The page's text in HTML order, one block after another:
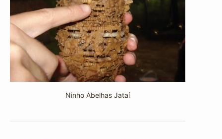
Ninho Abelhas Jataí